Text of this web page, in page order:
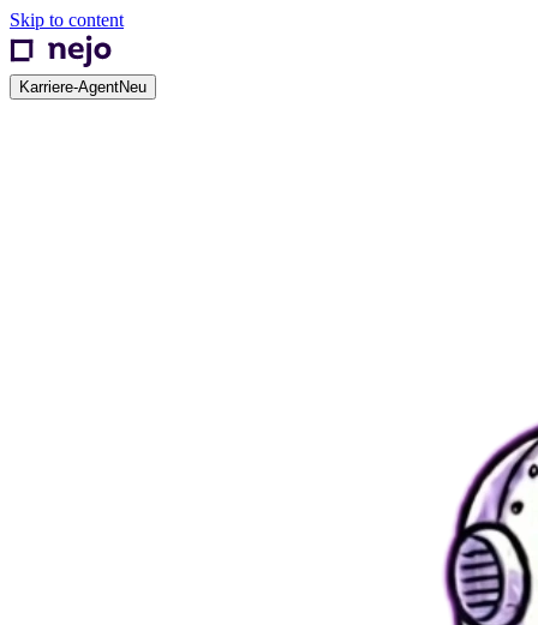
Skip to content
Karriere-AgentNeu